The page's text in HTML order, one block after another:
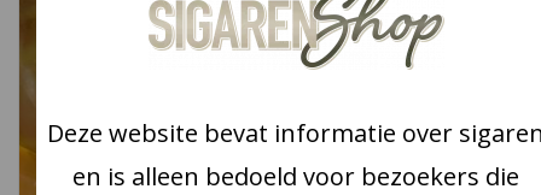
Koffie en thee
Deze website bevat informatie over
en is alleen bedoeld voor bezoekers die